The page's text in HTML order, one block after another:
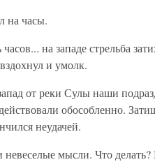
на часы.
на западе стрельба
и умолк.
от реки Сулы наши
обособленно.
неудачей.
невеселые мысли. Что